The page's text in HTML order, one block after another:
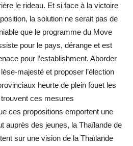
le rideau. Et si face à la victoire
la solution ne serait pas de
que le programme du Move
pour le pays, dérange et est
pour l’establishment. Aborder
majesté et proposer l’élection
heurte de plein fouet les
ces mesures
ces propositions emportent une
auprès des jeunes, la Thaïlande de
sur une vision de la Thaïlande